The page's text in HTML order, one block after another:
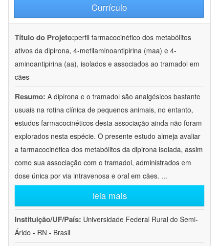
Currículo
Título do Projeto:perfil farmacocinético dos metabólitos
ativos da dipirona, 4-metilaminoantipirina (maa) e 4-
aminoantipirina (aa), isolados e associados ao tramadol em
cães
Resumo: A dipirona e o tramadol são analgésicos bastante
usuais na rotina clínica de pequenos animais, no entanto,
estudos farmacocinéticos desta associação ainda não foram
explorados nesta espécie. O presente estudo almeja avaliar
a farmacocinética dos metabólitos da dipirona isolada, assim
como sua associação com o tramadol, administrados em
dose única por via intravenosa e oral em cães. ...
leia mais
Instituição/UF/País: Universidade Federal Rural do Semi-
Árido - RN - Brasil